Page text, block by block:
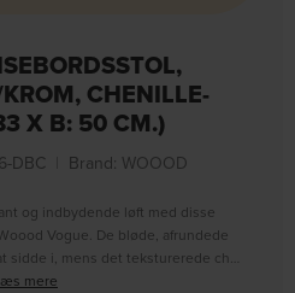
CHENILLE-
X B: 50 CM.)
DBC Brand: WOOOD
og indbydende løft med disse
Vogue. De bløde, afrundede
sidde i, mens det teksturerede ch…
mere